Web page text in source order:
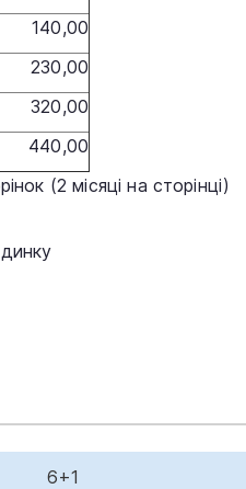
140,00
230,00
320,00
440,00
(2 місяці на сторінці)
6+1